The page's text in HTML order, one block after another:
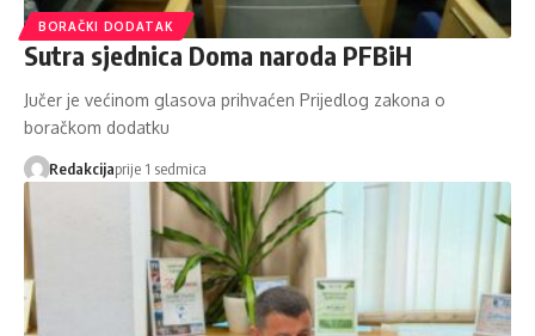
BORAČKI DODATAK
Sutra sjednica Doma naroda PFBiH
Jučer je većinom glasova prihvaćen Prijedlog zakona o
boračkom dodatku
Redakcijaprije 1 sedmica